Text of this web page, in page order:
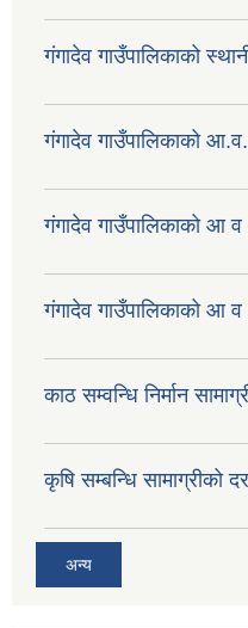
गंगादेव गाउँपालिकाको
गंगादेव गाउँपालिकाको
गंगादेव गाउँपालिकाको आ
गंगादेव गाउँपालिकाको आ
काठ सम्वन्धि निर्मान
कृषि सम्बन्धि सामाग्रीको
अन्य